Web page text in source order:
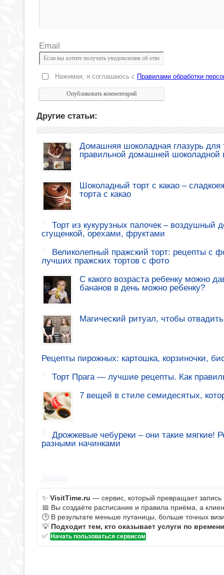
Email
Нажимая, я соглашаюсь с Правилами обработки
Другие статьи:
Домашняя шоколадная глазурь для
правильной домашней шоколадной
Шоколадный торт с какао –
торта с какао
Торт из кукурузных палочек – воздушный
сгущенкой, орехами, фруктами
Великолепный пражский торт: рецепты с
лучших пражских тортов с фото
С какого возраста ребенку можно
бананов в день можно ребенку?
Магический ритуал, чтобы
Рецепты пирожных: картошка, корзиночки,
Торт Прага — лучшие рецепты. Как
7 вещей в стиле семидесятых,
Дрожжевые чебуреки – они такие мягкие!
разными начинками
✨ VisitTime.ru — сервис, который превращает
📅 Вы создаёте расписание и правила приёма, а
🕒 В результате меньше путаницы, больше точных
💡 Подходит тем, кто оказывает услуги по
✅ Начать пользоваться сервисом